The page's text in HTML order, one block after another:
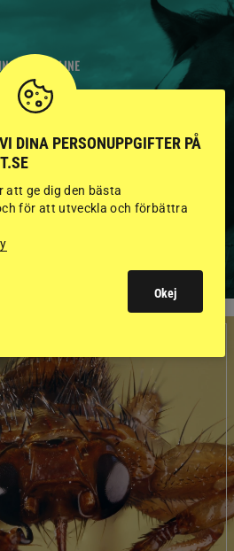
ONLINE
HINGSTAR I
MED
FAKTA
ALLA HINGSTAR
DINA PERSONUPPGIFTER PÅ
att ge dig den bästa
för att utveckla och förbättra
Okej